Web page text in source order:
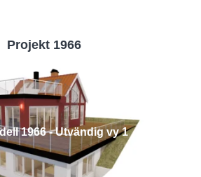
Projekt 1966
1966 - Utvändig vy 1